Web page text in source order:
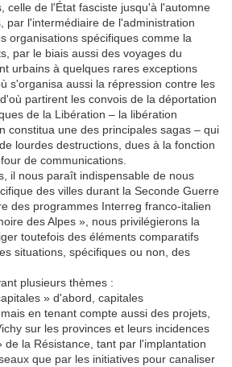
celle de l'État fasciste jusqu'à l'automne
par l'intermédiaire de l'administration
organisations spécifiques comme la
par le biais aussi des voyages du
urbains à quelques rares exceptions
s'organisa aussi la répression contre les
partirent les convois de la déportation
de la Libération – la libération
constitua une des principales sagas – qui
lourdes destructions, dues à la fonction
de communications.
il nous paraît indispensable de nous
des villes durant la Seconde Guerre
des programmes Interreg franco-italien
des Alpes », nous privilégierons la
toutefois des éléments comparatifs
situations, spécifiques ou non, des
plusieurs thèmes :
» d'abord, capitales
en tenant compte aussi des projets,
sur les provinces et leurs incidences
de la Résistance, tant par l'implantation
que par les initiatives pour canaliser